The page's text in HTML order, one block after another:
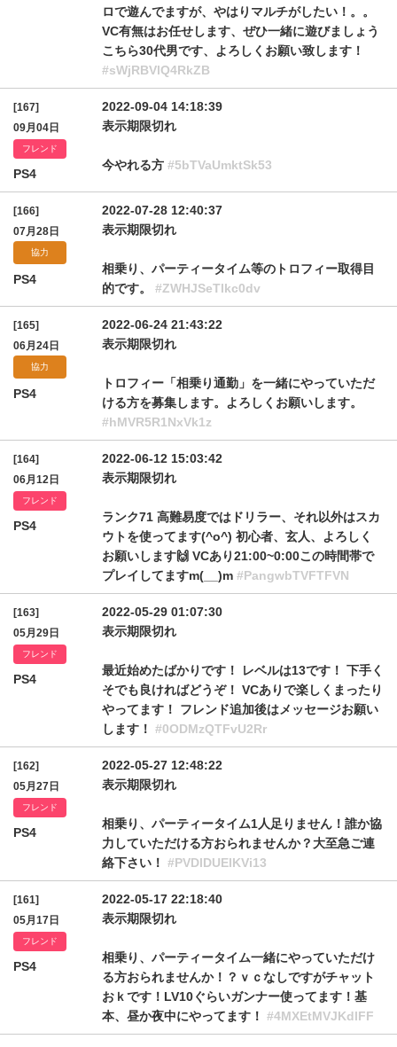
ロで遊んでますが、やはりマルチがしたい！。。
VC有無はお任せします、ぜひ一緒に遊びましょう
こちら30代男です、よろしくお願い致します！
#sWjRBVlQ4RkZB
[167]
09月04日
フレンド
PS4
2022-09-04 14:18:39
表示期限切れ
今やれる方 #5bTVaUmktSk53
[166]
07月28日
協力
PS4
2022-07-28 12:40:37
表示期限切れ
相乗り、パーティータイム等のトロフィー取得目
的です。 #ZWHJSeTlkc0dv
[165]
06月24日
協力
PS4
2022-06-24 21:43:22
表示期限切れ
トロフィー「相乗り通勤」を一緒にやっていただ
ける方を募集します。よろしくお願いします。
#hMVR5R1NxVk1z
[164]
06月12日
フレンド
PS4
2022-06-12 15:03:42
表示期限切れ
ランク71 高難易度ではドリラー、それ以外はスカ
ウトを使ってます(^o^) 初心者、玄人、よろしく
お願いします🙌 VCあり21:00~0:00この時間帯で
プレイしてますm(__)m #PangwbTVFTFVN
[163]
05月29日
フレンド
PS4
2022-05-29 01:07:30
表示期限切れ
最近始めたばかりです！ レベルは13です！ 下手く
そでも良ければどうぞ！ VCありで楽しくまったり
やってます！ フレンド追加後はメッセージお願い
します！ #0ODMzQTFvU2Rr
[162]
05月27日
フレンド
PS4
2022-05-27 12:48:22
表示期限切れ
相乗り、パーティータイム1人足りません！誰か協
力していただける方おられませんか？大至急ご連
絡下さい！ #PVDlDUElKVi13
[161]
05月17日
フレンド
PS4
2022-05-17 22:18:40
表示期限切れ
相乗り、パーティータイム一緒にやっていただけ
る方おられませんか！？ｖｃなしですがチャット
おｋです！LV10ぐらいガンナー使ってます！基
本、昼か夜中にやってます！ #4MXEtMVJKdlFF